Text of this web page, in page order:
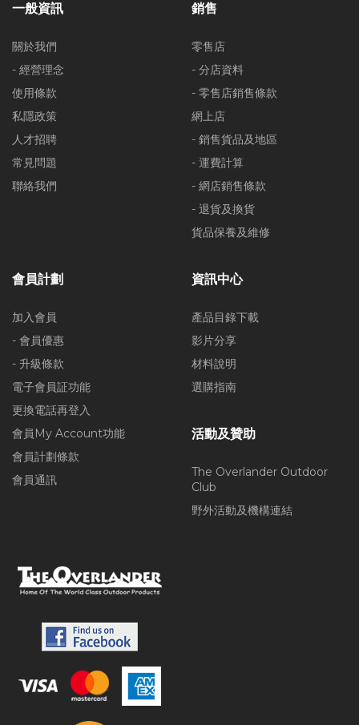
一般資訊
關於我們
- 經營理念
使用條款
私隱政策
人才招聘
常見問題
聯絡我們
銷售
零售店
- 分店資料
- 零售店銷售條款
網上店
- 銷售貨品及地區
- 運費計算
- 網店銷售條款
- 退貨及換貨
貨品保養及維修
會員計劃
加入會員
- 會員優惠
- 升級條款
電子會員証功能
更換電話再登入
會員My Account功能
會員計劃條款
會員通訊
資訊中心
產品目錄下載
影片分享
材料說明
選購指南
活動及贊助
The Overlander Outdoor
Club
野外活動及機構連結